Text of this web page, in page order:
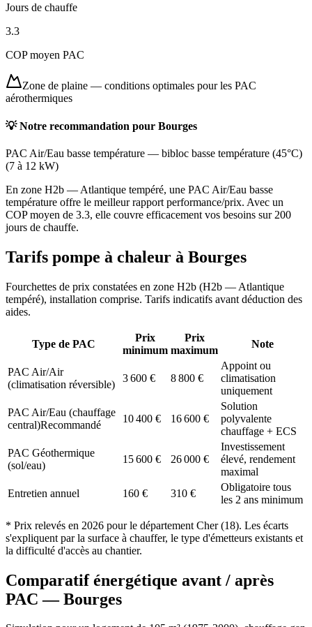
Jours de chauffe
3.3
COP moyen PAC
Zone de plaine — conditions optimales pour les PAC
aérothermiques
💡 Notre recommandation pour Bourges
PAC Air/Eau basse température — bibloc basse température (45°C)
(7 à 12 kW)
En zone H2b — Atlantique tempéré, une PAC Air/Eau basse
température offre le meilleur rapport performance/prix. Avec un
COP moyen de 3.3, elle couvre efficacement vos besoins sur 200
jours de chauffe.
Tarifs pompe à chaleur à Bourges
Fourchettes de prix constatées en zone H2b (H2b — Atlantique
tempéré), installation comprise. Tarifs indicatifs avant déduction des
aides.
Type de PAC
Prix
minimum
Prix
maximum
Note
PAC Air/Air
(climatisation réversible)
3 600 € 8 800 €
Appoint ou
climatisation
uniquement
PAC Air/Eau (chauffage
central)Recommandé
10 400 € 16 600 €
Solution
polyvalente
chauffage + ECS
PAC Géothermique
(sol/eau)
15 600 € 26 000 €
Investissement
élevé, rendement
maximal
Entretien annuel
160 € 310 €
Obligatoire tous
les 2 ans minimum
* Prix relevés en 2026 pour le département Cher(18). Les écarts
s'expliquent par la surface à chauffer, le type d'émetteurs existants et
la difficulté d'accès au chantier.
Comparatif énergétique avant / après
PAC —Bourges